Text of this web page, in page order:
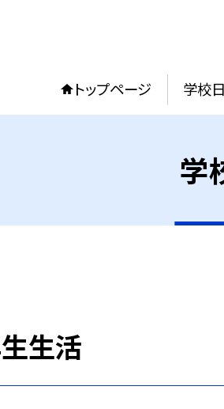
トップページ 学校
学
生生活